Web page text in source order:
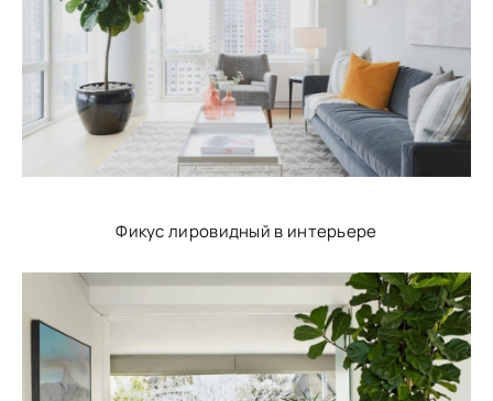
Фикус лировидный в интерьере